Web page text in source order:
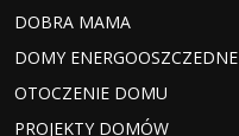
DOBRA MAMA
DOMY ENERGOOSZCZEDNE
OTOCZENIE DOMU
PROJEKTY DOMÓW